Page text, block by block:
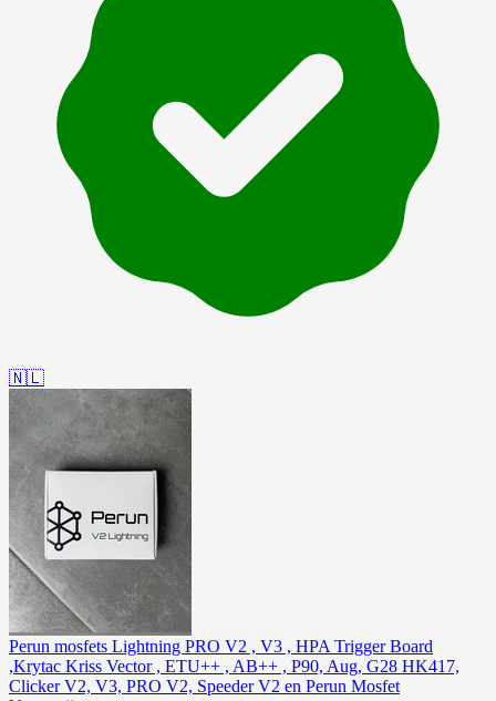
🇳🇱
Perun mosfets Lightning PRO V2 , V3 , HPA Trigger Board
,Krytac Kriss Vector , ETU++ , AB++ , P90, Aug, G28 HK417,
Clicker V2, V3, PRO V2, Speeder V2 en Perun Mosfet